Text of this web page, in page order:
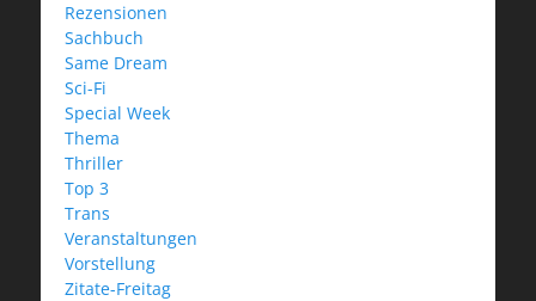
Rezensionen
Sachbuch
Same Dream
Sci-Fi
Special Week
Thema
Thriller
Top 3
Trans
Veranstaltungen
Vorstellung
Zitate-Freitag